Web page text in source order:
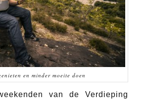
en minder moeite doen
van de Verdieping